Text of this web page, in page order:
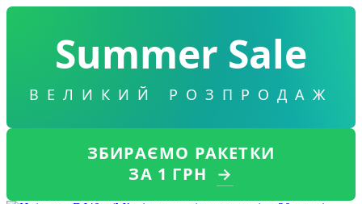
Summer Sale
ВЕЛИКИЙ РОЗПРОДАЖ
ЗБИРАЄМО РАКЕТКИ
ЗА 1 ГРН →